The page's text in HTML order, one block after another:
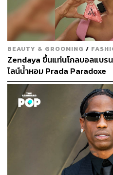
เมื่อ Tashi Duncan โตขึ้น
NARS Natural Radiant
เพื่อสร้างมิติ พร้อมเพิ่มการคอ
เป็นผู้ใหญ่มากขึ้น ในการถ่ายท
คอยปกป้องผิวของ Zendaya
Sunscreen SPF 40, สเปรย์บำ
และ Supergoop! Glow Oil
ส่วน Kimble ก็มีบทบาทสำคัญ
Tashi Duncan ดูเรียบเนียนตอน
Edge Control ของตัวเอง แล
Perk Up Dry Shampoo และ
Hold Spray สำหรับทรงผมบ๊อบ
BEAUTY & GROOMING /
Zendaya ขึ้นแท่นโกลบอลแบร
ไลน์น้ำหอม Prada Paradoxe